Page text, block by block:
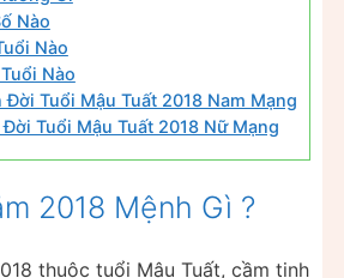
Nào
Nào
Nào
Đời Tuổi Mậu Tuất 2018 Nam Mạng
Tuổi Mậu Tuất 2018 Nữ Mạng
2018 Mệnh Gì ?
thuộc tuổi Mậu Tuất, cầm tinh